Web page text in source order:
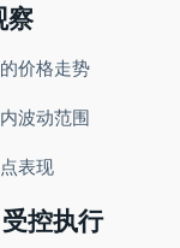
察
价格走势
波动范围
表现
控执行